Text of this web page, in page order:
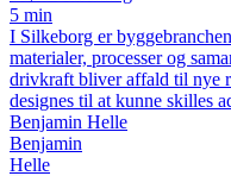
5 min
I Silkeborg er
materialer, processer og
drivkraft bliver affald til nye
designes til at kunne skilles
Benjamin Helle
Benjamin
Helle